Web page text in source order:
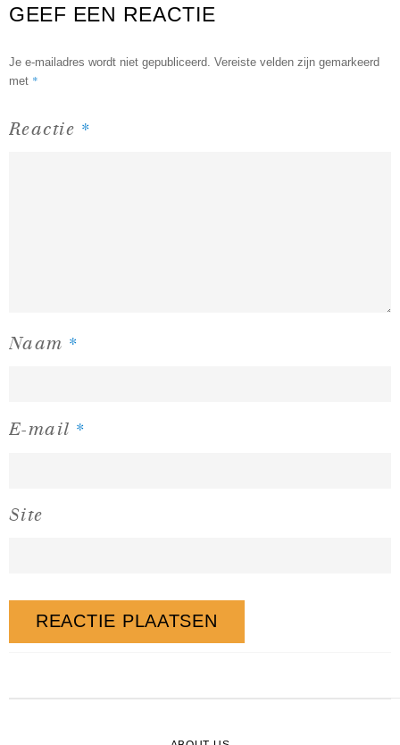
GEEF EEN REACTIE
Je e-mailadres wordt niet gepubliceerd. Vereiste velden zijn gemarkeerd
met *
Reactie *
Naam *
E-mail *
Site